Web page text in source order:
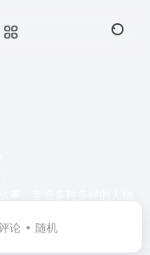
人物说的没有独特的语言
论 随机